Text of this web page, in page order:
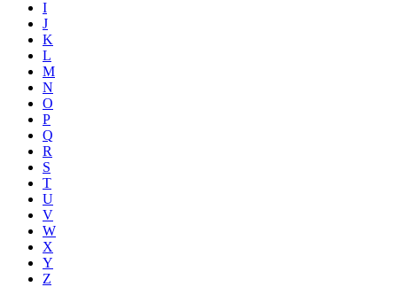
I
J
K
L
M
N
O
P
Q
R
S
T
U
V
W
X
Y
Z